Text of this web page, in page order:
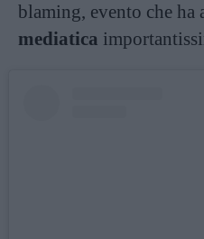
blaming, evento che ha
mediatica